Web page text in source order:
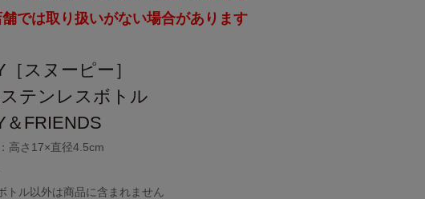
では取り扱いがない場合があります
スヌーピー］
テンレスボトル
＆FRIENDS
高さ17×直径4.5cm
トル以外は商品に含まれません